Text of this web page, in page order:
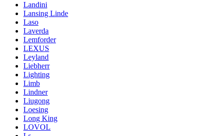
Landini
Lansing Linde
Laso
Laverda
Lemforder
LEXUS
Leyland
Liebherr
Lighting
Limb
Lindner
Liugong
Loesing
Long King
LOVOL